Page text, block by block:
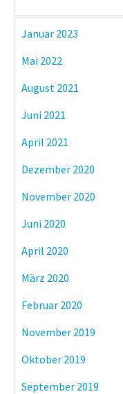
Januar 2023
Mai 2022
August 2021
Juni 2021
April 2021
Dezember 2020
November 2020
Juni 2020
April 2020
März 2020
Februar 2020
November 2019
Oktober 2019
September 2019